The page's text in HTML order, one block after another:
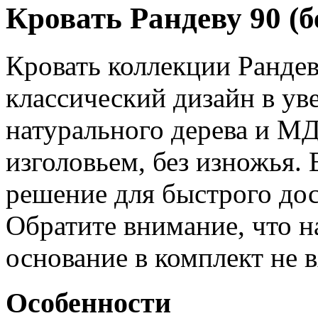
Кровать Рандеву 90
Кровать коллекции
классический дизайн в
натурального дерева и
изголовьем, без
решение для быстрого
Обратите внимание, что
основание в комплект не
Особенности